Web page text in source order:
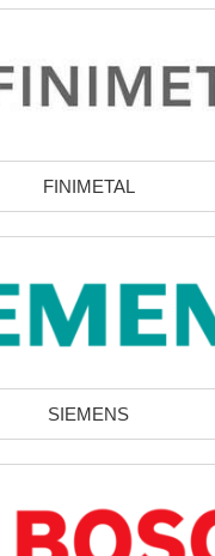
FINIMETAL
SIEMENS